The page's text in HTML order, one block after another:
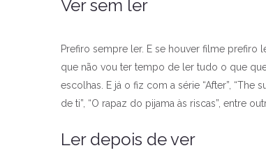
Ver sem ler
Prefiro sempre ler. E se houver filme prefiro
que não vou ter tempo de ler tudo o que
escolhas. E já o fiz com a série “After”, “The
de ti”, “O rapaz do pijama às riscas”, entre
Ler depois de ver